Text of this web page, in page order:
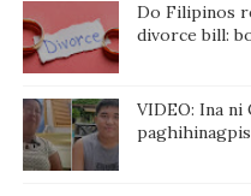
Do Filipinos
divorce bill:
VIDEO: Ina ni